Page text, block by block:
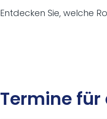
Entdecken Sie, welche
Ter­mi­ne